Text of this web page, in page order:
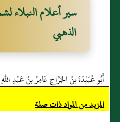
سير أعلام النبلاء
الذهبي
أَبُو عُبَيْدَةَ بنُ الجَرَّاحِ عَامِرُ بنُ عَبْدِ
المزيد من المواد ذات صلة